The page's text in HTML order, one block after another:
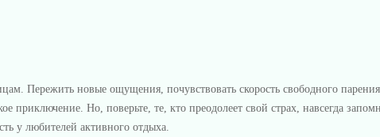
Пережить новые ощущения, почувствовать скорость свободного
приключение. Но, поверьте, те, кто преодолеет свой страх, навсегда
у любителей активного отдыха.